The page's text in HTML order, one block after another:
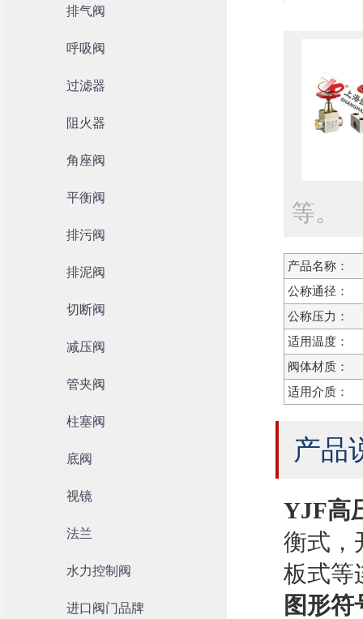
排气阀
呼吸阀
过滤器
阻火器
角座阀
平衡阀
排污阀
排泥阀
切断阀
减压阀
管夹阀
柱塞阀
底阀
视镜
法兰
水力控制阀
进口阀门品牌
等。
产品名称：
公称通径：
公称压力：
适用温度：
阀体材质：
适用介质：
产品
YJF高
衡式，
板式等
图形符